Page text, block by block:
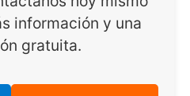
información y una
gratuita.